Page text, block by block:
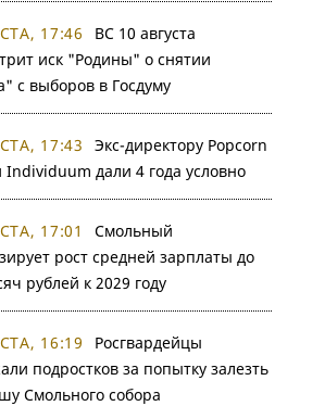
17:46
ВС 10 августа
иск "Родины" о снятии
с выборов в Госдуму
17:43
Экс-директору Popcorn
Individuum дали 4 года условно
17:01
Смольный
рост средней зарплаты до
рублей к 2029 году
16:19
Росгвардейцы
подростков за попытку залезть
Смольного собора